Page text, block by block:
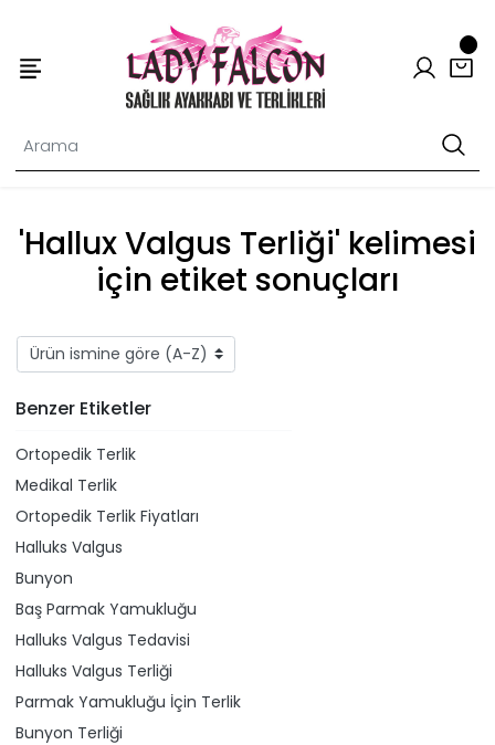
'Hallux Valgus Terliği' kelimesi
için etiket sonuçları
Benzer Etiketler
Ortopedik Terlik
Medikal Terlik
Ortopedik Terlik Fiyatları
Halluks Valgus
Bunyon
Baş Parmak Yamukluğu
Halluks Valgus Tedavisi
Halluks Valgus Terliği
Parmak Yamukluğu İçin Terlik
Bunyon Terliği